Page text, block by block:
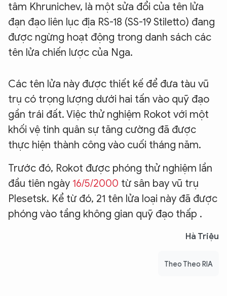
tâm Khrunichev, là một sửa đổi của tên lửa
đạn đạo liên lục địa RS-18 (SS-19 Stiletto) đang
được ngừng hoạt động trong danh sách các
tên lửa chiến lược của Nga.
Các tên lửa này được thiết kế để đưa tàu vũ
trụ có trọng lượng dưới hai tấn vào quỹ đạo
gần trái đất. Việc thử nghiệm Rokot với một
khối vệ tinh quân sự tăng cường đã được
thực hiện thành công vào cuối tháng năm.
Trước đó, Rokot được phóng thử nghiệm lần
đầu tiên ngày 16/5/2000 từ sân bay vũ trụ
Plesetsk. Kể từ đó, 21 tên lửa loại này đã được
phóng vào tầng không gian quỹ đạo thấp .
Hà Triệu
Theo Theo RIA